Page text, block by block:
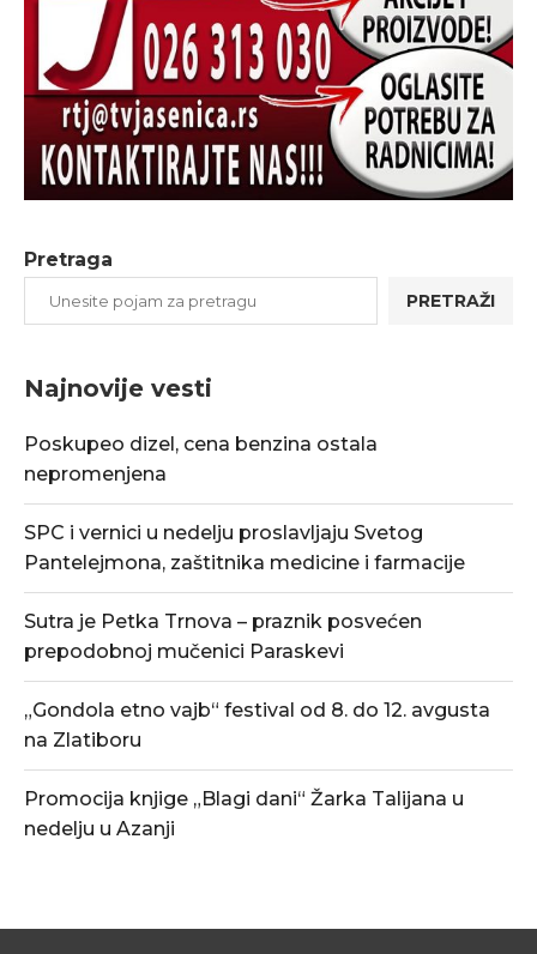
Pretraga
PRETRAŽI
Najnovije vesti
Poskupeo dizel, cena benzina ostala
nepromenjena
SPC i vernici u nedelju proslavljaju Svetog
Pantelejmona, zaštitnika medicine i farmacije
Sutra je Petka Trnova – praznik posvećen
prepodobnoj mučenici Paraskevi
„Gondola etno vajb“ festival od 8. do 12. avgusta
na Zlatiboru
Promocija knjige „Blagi dani“ Žarka Talijana u
nedelju u Azanji